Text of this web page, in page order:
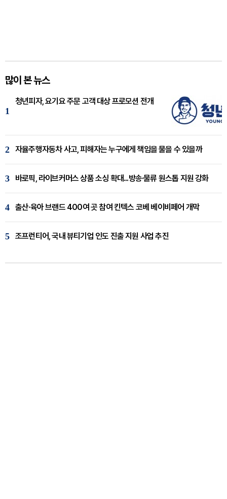
많이 본 뉴스
1
청년피자, 요기요 주문 고객 대상 프로모션 전개
2 자율주행자동차 사고, 피해자는 누구에게 책임을 물을 수 있을까
3 바로픽, 라이브커머스 상품 소싱 확대...방송·물류 원스톱 지원 강화
4 출산·육아 브랜드 400여 곳 참여 킨텍스 코베 베이비페어 개막
5 조프런티어, 국내 뷰티기업 인도 진출 지원 사업 추진